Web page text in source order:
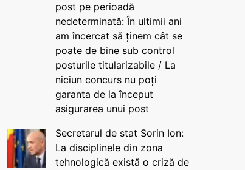
post pe perioadă
nedeterminată: În ultimii ani
am încercat să ținem cât se
poate de bine sub control
posturile titularizabile / La
niciun concurs nu poți
garanta de la început
asigurarea unui post
Secretarul de stat Sorin Ion:
La disciplinele din zona
tehnologică există o criză de